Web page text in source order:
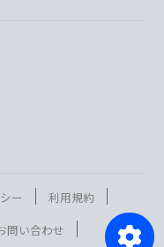
ー
利用規約
問い合わせ